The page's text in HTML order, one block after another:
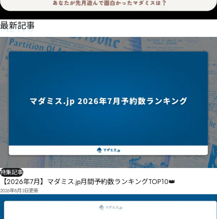
NEWS
最新記事
特集記事
【2026年7月】マダミス.jp月間予約数ランキングTOP10👑
2026年8月3日更新